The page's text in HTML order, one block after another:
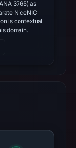
3765) as
NiceNIC
is contextual
domain.